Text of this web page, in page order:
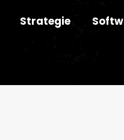
Strategie